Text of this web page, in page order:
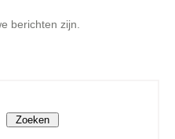
berichten zijn.
Zoeken